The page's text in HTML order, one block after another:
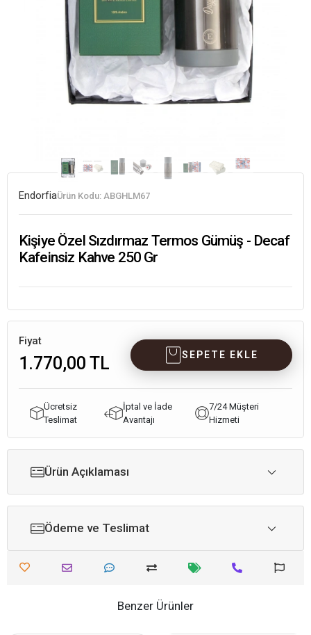
EndorfiaÜrün Kodu: ABGHLM67
Kişiye Özel Sızdırmaz Termos Gümüş - Decaf
Kafeinsiz Kahve 250 Gr
Fiyat
1.770,00 TL SEPETE EKLE
Ücretsiz
Teslimat
İptal ve İade
Avantajı
7/24 Müşteri
Hizmeti
Ürün Açıklaması
Ödeme ve Teslimat
Benzer Ürünler